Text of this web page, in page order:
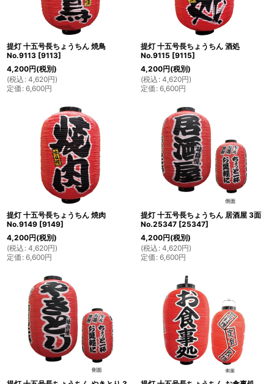
提灯 十五号長ちょうちん 焼鳥
No.9113 [9113]
4,200円(税別)
(税込 : 4,620円)
定価 : 6,600円
提灯 十五号長ちょうちん 酒処
No.9115 [9115]
4,200円(税別)
(税込 : 4,620円)
定価 : 6,600円
提灯 十五号長ちょうちん 焼肉
No.9149 [9149]
4,200円(税別)
(税込 : 4,620円)
定価 : 6,600円
提灯 十五号長ちょうちん 居酒屋 3面
No.25347 [25347]
4,200円(税別)
(税込 : 4,620円)
定価 : 6,600円